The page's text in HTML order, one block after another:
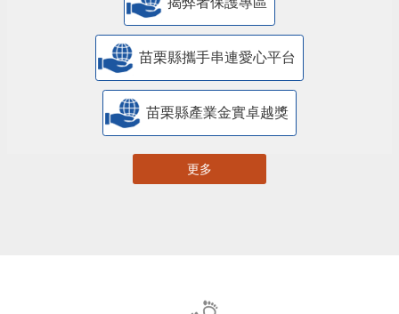
苗栗縣攜手串連愛心平台
苗栗縣產業金實卓越獎
更多